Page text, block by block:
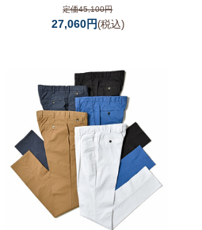
定価45,100円
27,060円(税込)